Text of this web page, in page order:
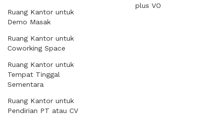
Ruang Kantor untuk
Demo Masak
Ruang Kantor untuk
Coworking Space
Ruang Kantor untuk
Tempat Tinggal
Sementara
Ruang Kantor untuk
Pendirian PT atau CV
plus VO